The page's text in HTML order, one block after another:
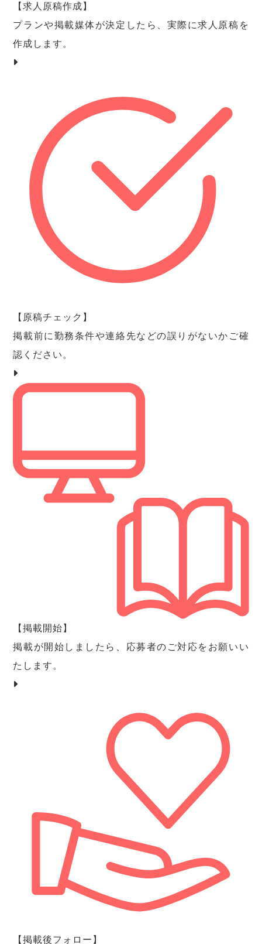
【求人原稿作成】
プランや掲載媒体が決定したら、実際に求人原稿を
作成します。
【原稿チェック】
掲載前に勤務条件や連絡先などの誤りがないかご確
認ください。
【掲載開始】
掲載が開始しましたら、応募者のご対応をお願いい
たします。
【掲載後フォロー】